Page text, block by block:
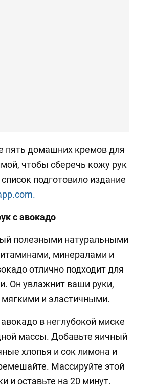
пять домашних кремов для
чтобы сберечь кожу рук
подготовило издание
с авокадо
полезными натуральными
минералами и
отлично подходит для
Он увлажнит ваши руки,
мягкими и эластичными.
в неглубокой миске
массы. Добавьте яичный
хлопья и сок лимона и
Массируйте этой
и оставьте на 20 минут.